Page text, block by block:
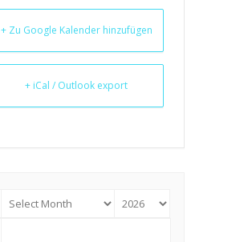
+ Zu Google Kalender hinzufügen
+ iCal / Outlook export